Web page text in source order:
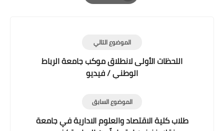
Print
الموضوع التالي
اللحظات الأولى لانطلاق موكب جامعة الرباط
الوطني / فيديو
الموضوع السابق
طلاب كلية الاقتصاد والعلوم الادارية في جامعة